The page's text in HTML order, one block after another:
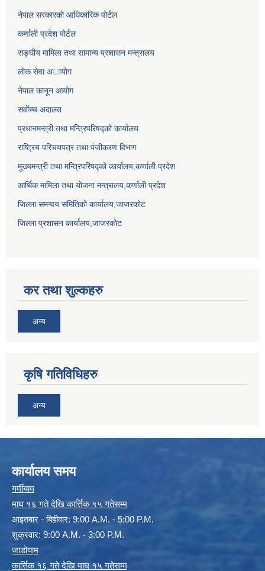
नेपाल सरकारको आधिकारिक पोर्टल
कर्णाली प्रदेश पोर्टल
सङ्घीय मामिला तथा सामान्य प्रशासन मन्त्रालय
लाेक सेवा अायाेग
नेपाल कानून आयोग
सर्वाेच्च अदालत
प्रधानमन्त्री तथा मन्त्रिपरिषद्को कार्यालय
राष्ट्रिय परिचयपत्र तथा पंजीकरण विभाग
मुख्यमन्त्री तथा मन्त्रिपरिषद्को कार्यालय,कर्णाली प्रदेश
आर्थिक मामिला तथा योजना मन्त्रालय,कर्णाली प्रदेश
जिल्ला समन्वय समितिको कार्यालय,जाजरकाेट
जिल्ला प्रशासन कार्यालय,जाजरकोट
कर तथा शुल्कहरु
अन्य
कृषि गतिविधिहरु
अन्य
कार्यालय समय
गर्मीयाम
माघ १६ गते देखि कार्त्तिक १५ गतेसम्म
आइतबार - बिहीवार: 9:00 A.M. - 5:00 P.M.
शुक्रवार: 9:00 A.M. - 3:00 P.M.
जाडोयाम
कार्त्तिक १६ गते देखि माघ १५ गतेसम्म